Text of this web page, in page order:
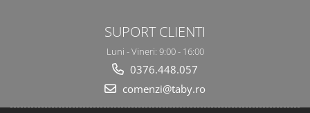
SUPORT CLIENTI
Luni - Vineri: 9:00 - 16:00
0376.448.057
comenzi@taby.ro